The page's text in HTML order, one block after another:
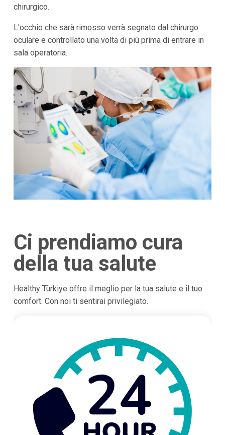
chirurgico.
L'occhio che sarà rimosso verrà segnato dal chirurgo
oculare e controllato una volta di più prima di entrare in
sala operatoria.
Ci prendiamo cura
della tua salute
Healthy Türkiye offre il meglio per la tua salute e il tuo
comfort. Con noi ti sentirai privilegiato.